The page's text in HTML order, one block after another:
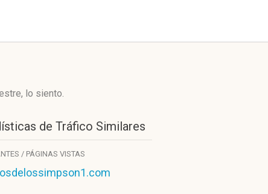
lo siento.
de Tráfico Similares
/ PÁGINAS VISTAS